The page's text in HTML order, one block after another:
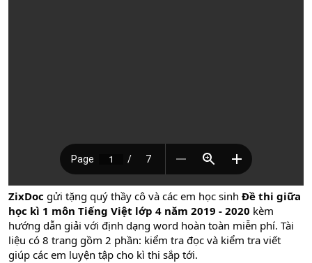
ZixDoc gửi tặng quý thầy cô và các em học sinh Đề thi giữa
học kì 1 môn Tiếng Việt lớp 4 năm 2019 - 2020 kèm
hướng dẫn giải với định dạng word hoàn toàn miễn phí. Tài
liệu có 8 trang gồm 2 phần: kiểm tra đọc và kiểm tra viết
giúp các em luyện tập cho kì thi sắp tới.